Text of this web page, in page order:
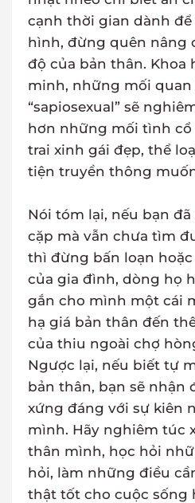
cạnh thời gian dành
hình, đừng quên nâng
độ của bản thân. Khoa
minh, những mối
“sapiosexual” sẽ
hơn những mối tình cổ
trai xinh gái đẹp, thể
tiện truyền thông
Nói tóm lại, nếu bạn
cặp mà vẫn chưa tìm
thì đừng bấn loạn
của gia đình, dòng họ
gắn cho mình một cái
hạ giá bản thân đến
của thiu ngoài chợ
Ngược lại, nếu biết tự
bản thân, bạn sẽ nhận
xứng đáng với sự kiên
mình. Hãy nghiêm túc
thân mình, học hỏi
hỏi, làm những điều
thật tốt cho cuộc sống